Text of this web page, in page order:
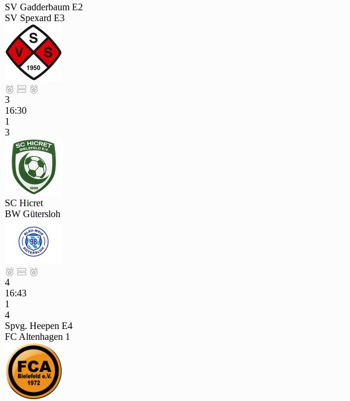
SV Gadderbaum E2
SV Spexard E3
  
3
16:30
1
3
SC Hicret
BW Gütersloh
  
4
16:43
1
4
Spvg. Heepen E4
FC Altenhagen 1